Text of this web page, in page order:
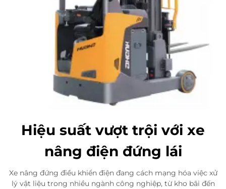
Hiệu suất vượt trội với xe
nâng điện đứng lái
Xe nâng đứng điều khiển điện đang cách mạng hóa việc xử
lý vật liệu trong nhiều ngành công nghiệp, từ kho bãi đến